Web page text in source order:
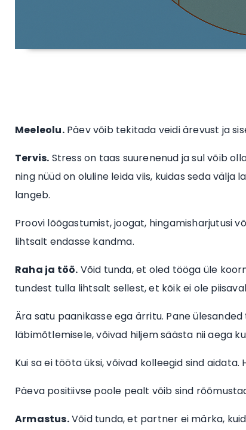
Meeleolu.Päev võib tekitada veidi ärevust ja
Tervis. Stress on taas suurenenud ja sul võib
ning nüüd on oluline leida viis, kuidas seda
langeb.
Proovi lõõgastumist, joogat, hingamisharjutusi
lihtsalt endasse kandma.
Raha ja töö. Võid tunda, et oled tööga üle
tundest tulla lihtsalt sellest, et kõik ei ole
Ära satu paanikasse ega ärritu. Pane
läbimõtlemisele, võivad hiljem säästa nii aega
Kui sa ei tööta üksi, võivad kolleegid sind
Päeva positiivse poole pealt võib sind
Armastus.Võid tunda, et partner ei märka,